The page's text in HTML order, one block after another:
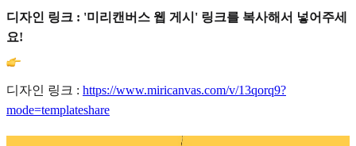
디자인 링크 : '미리캔버스 웹 게시' 링크를 복사해서 넣어주세
요!
디자인 링크 : https://www.miricanvas.com/v/13qorq9?
mode=templateshare